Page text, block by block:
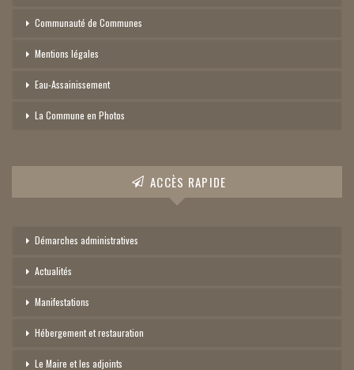
Communauté de Communes
Mentions légales
Eau-Assainissement
La Commune en Photos
ACCÈS RAPIDE
Démarches administratives
Actualités
Manifestations
Hébergement et restauration
Le Maire et les adjoints